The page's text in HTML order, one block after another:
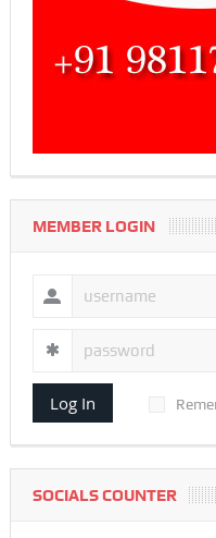
MEMBER LOGIN
Log In
SOCIALS COUNTER